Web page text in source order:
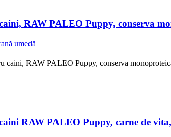
RAW PALEO Puppy, conserva
umedă
caini, RAW PALEO Puppy, conserva
RAW PALEO Puppy, carne de